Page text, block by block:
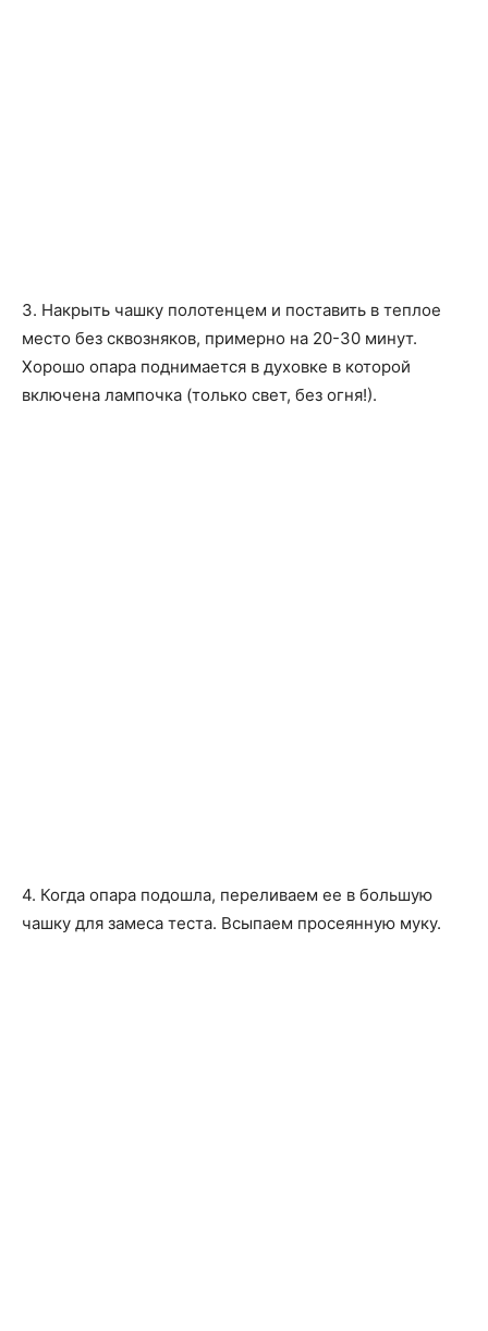
3. Накрыть чашку полотенцем и поставить в теплое
место без сквозняков, примерно на 20-30 минут.
Хорошо опара поднимается в духовке в которой
включена лампочка (только свет, без огня!).
4. Когда опара подошла, переливаем ее в большую
чашку для замеса теста. Всыпаем просеянную муку.